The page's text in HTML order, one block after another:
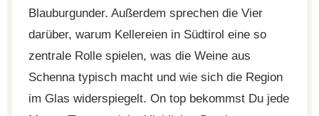
Blauburgunder. Außerdem sprechen die Vier
darüber, warum Kellereien in Südtirol eine so
zentrale Rolle spielen, was die Weine aus
Schenna typisch macht und wie sich die Region
im Glas widerspiegelt. On top bekommst Du jede